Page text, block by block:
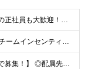
＼＼未経験歓迎！はじめての正社員も大歓迎！／／ ★業種・職種未経験歓迎 ★学歴不問 ★社会人デビュー・フリーターOK ＜応募条件＞ ■普通自動車免許（AT限定可） ＊1人1台、社用車を貸与します。
月給26万円以上＋歩合給＋チームインセンティブ＋諸手当＋残業代 ※上記は東京のみの月給です。 ┗その他エリアは、月給22万円以上となります。 ※経験・スキルを考慮の上、弊社規程により優遇いたします。
【希望を考慮し配属／全国で募集！】 ◎配属先は希望考慮 ◎転勤なし！ ★関東 ■東京 板橋区/世⽥⾕区/練⾺区/⾜⽴区/⼤⽥区/江⼾川区/多摩市 ■千葉 千葉市/船橋市/柏市 ■神奈川 横浜市/厚⽊